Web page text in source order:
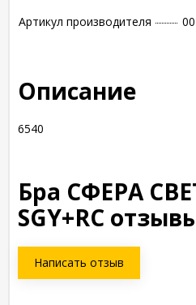
Артикул производителя
Описание
6540
Бра СФЕРА
SGY+RC
Написать отзыв